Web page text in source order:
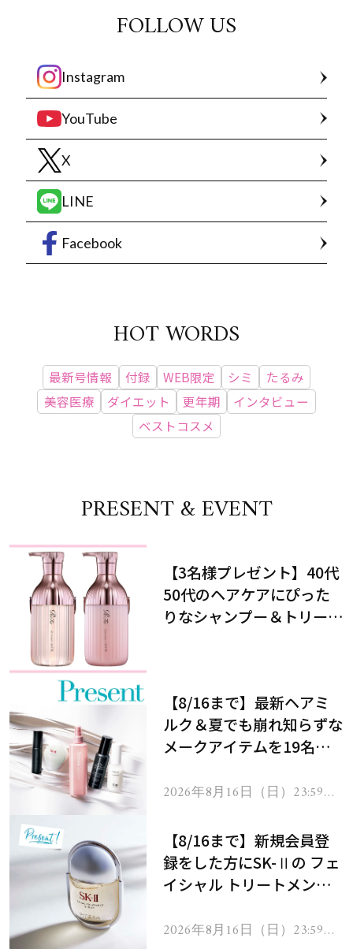
FOLLOW US
Instagram
YouTube
X
LINE
Facebook
HOT WORDS
最新号情報 付録 WEB限定 シミ
たるみ
美容医療
ダイエット 更年期
インタビュー
ベストコスメ
PRESENT & EVENT
【3名様プレゼント】40代
50代のヘアケアにぴった
りなシャンプー＆トリート
【8/16まで】最新ヘアミ
ルク＆夏でも崩れ知らずな
メークアイテムを19名様
2026年8月16日（日）23:59ま
【8/16まで】新規会員登
録をした方にSK-Ⅱの フェ
イシャル トリートメント
2026年8月16日（日）23:59ま